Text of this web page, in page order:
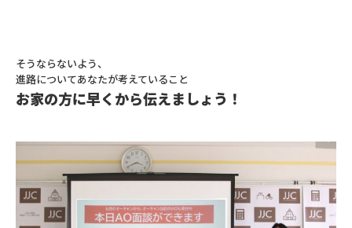
そうならないよう、
進路についてあなたが考えていること
お家の方に早くから伝えましょう！